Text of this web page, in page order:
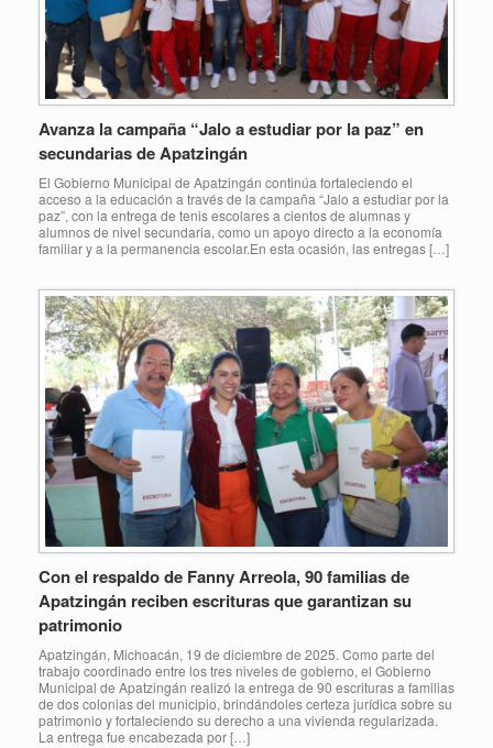
Avanza la campaña “Jalo a estudiar por la paz” en
secundarias de Apatzingán
El Gobierno Municipal de Apatzingán continúa fortaleciendo el
acceso a la educación a través de la campaña “Jalo a estudiar por la
paz”, con la entrega de tenis escolares a cientos de alumnas y
alumnos de nivel secundaria, como un apoyo directo a la economía
familiar y a la permanencia escolar.En esta ocasión, las entregas […]
Con el respaldo de Fanny Arreola, 90 familias de
Apatzingán reciben escrituras que garantizan su
patrimonio
Apatzingán, Michoacán, 19 de diciembre de 2025. Como parte del
trabajo coordinado entre los tres niveles de gobierno, el Gobierno
Municipal de Apatzingán realizó la entrega de 90 escrituras a familias
de dos colonias del municipio, brindándoles certeza jurídica sobre su
patrimonio y fortaleciendo su derecho a una vivienda regularizada.
La entrega fue encabezada por […]